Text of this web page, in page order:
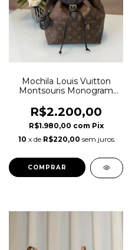
Mochila Louis Vuitton
Montsouris Monogram
R$2.200,00
R$1.980,00 com Pix
10 x de R$220,00 sem juros